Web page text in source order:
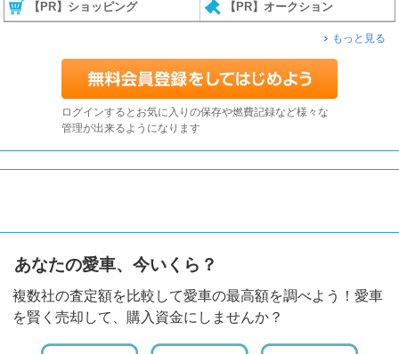
【PR】ショッピング 【PR】オークション
もっと見る
ログインするとお気に入りの保存や燃費記録など様々な
管理が出来るようになります
あなたの愛車、今いくら？
複数社の査定額を比較して愛車の最高額を調べよう！愛車
を賢く売却して、購入資金にしませんか？